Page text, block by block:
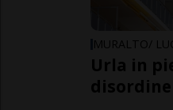
MURALTO/
Urla in